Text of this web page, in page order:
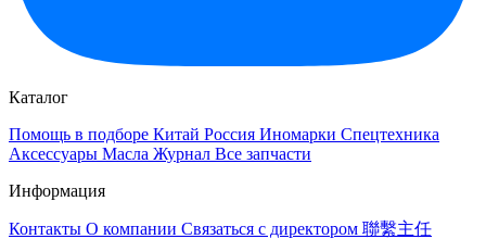
Каталог
Помощь в подборе Китай Россия Иномарки Спецтехника
Аксессуары Масла Журнал Все запчасти
Информация
Контакты О компании Связаться с директором 聯繫主任